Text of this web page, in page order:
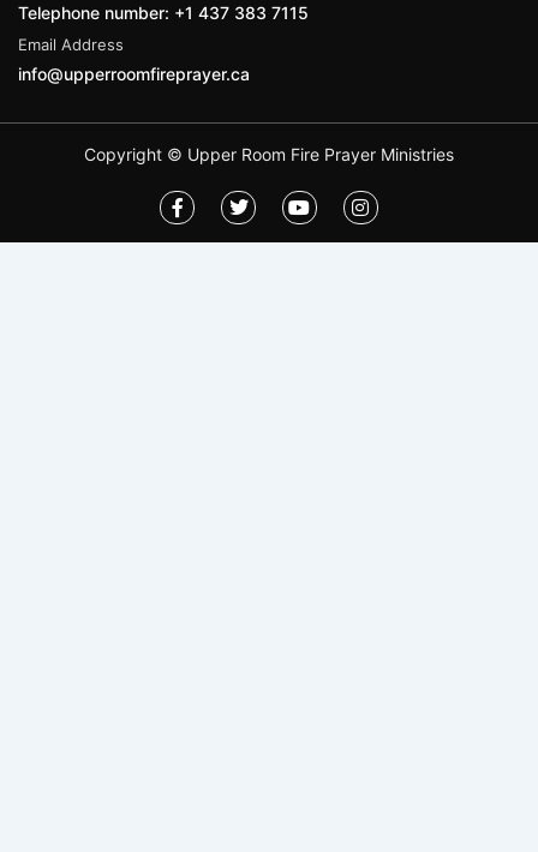
Telephone number: +1 437 383 7115
Email Address
info@upperroomfireprayer.ca
Copyright © Upper Room Fire Prayer Ministries
F
a
c
T
w
i
Y
o
u
I
n
s